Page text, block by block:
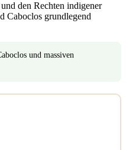
den Rechten indigener
Caboclos grundlegend
und massiven